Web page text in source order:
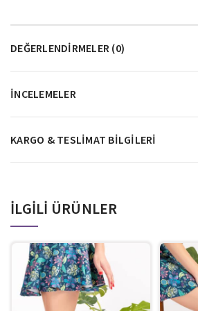
DEĞERLENDIRMELER (0)
İNCELEMELER
KARGO & TESLIMAT BILGILERI
İLGILI ÜRÜNLER